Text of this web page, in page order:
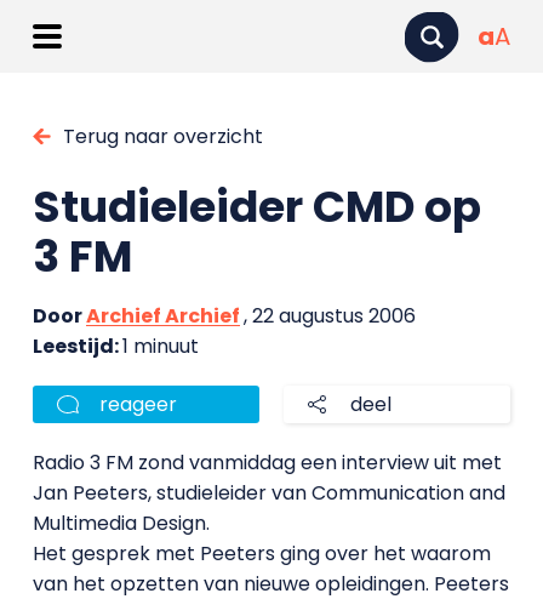
aA
Terug naar overzicht
Studieleider CMD op
3 FM
DoorArchief Archief, 22 augustus 2006
Leestijd:1 minuut
reageer deel
Radio 3 FM zond vanmiddag een interview uit met
Jan Peeters, studieleider van Communication and
Multimedia Design.
Het gesprek met Peeters ging over het waarom
van het opzetten van nieuwe opleidingen. Peeters